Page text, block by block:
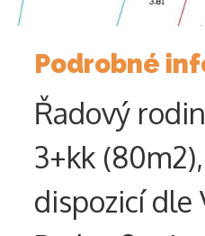
Podrobné
Řadový
3+kk
dispozicí dle